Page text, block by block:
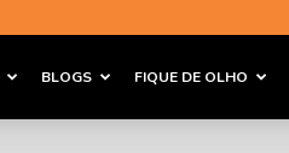
BLOGS FIQUE DE OLHO